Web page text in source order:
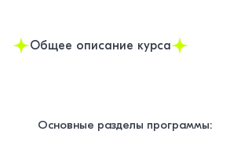
Общее описание курса
Основные разделы программы: